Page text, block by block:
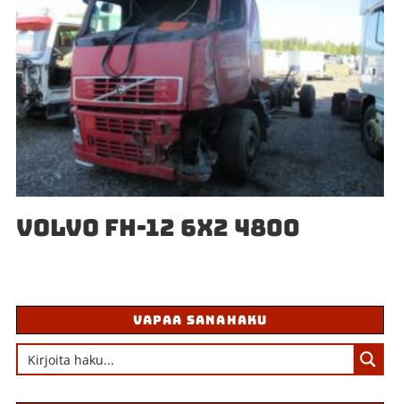
VOLVO FH-12 6X2 4800
VAPAA SANAHAKU